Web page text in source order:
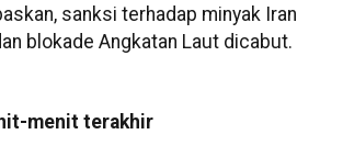
sanksi terhadap minyak Iran
blokade Angkatan Laut dicabut.
menit terakhir